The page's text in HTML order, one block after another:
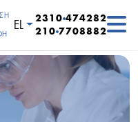
Επιλέξτε τη γλώσσα
EL
2310 474282
210 7708882